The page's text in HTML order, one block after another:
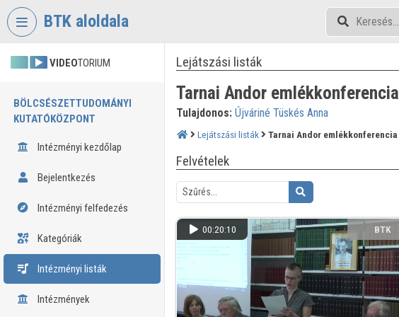
Fejléc kihagyása
BTK aloldala
VIDEOTORIUM
BÖLCSÉSZETTUDOMÁNYI
KUTATÓKÖZPONT
Intézményi kezdőlap
Bejelentkezés
Intézményi felfedezés
Kategóriák
Intézményi listák
Intézmények
Lejátszási listák
Tarnai Andor emlékkonferencia
Tulajdonos: Újváriné Tüskés Anna
Lejátszási listák Tarnai Andor emlékkonferencia
Felvételek
00:20:10 BTK